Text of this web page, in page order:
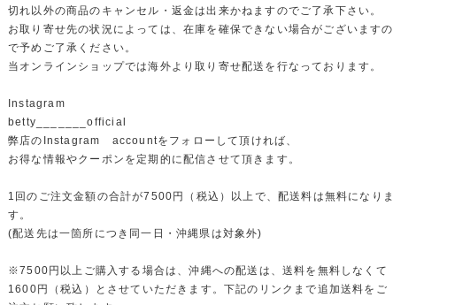
切れ以外の商品のキャンセル・返金は出来かねますのでご了承下さい。
お取り寄せ先の状況によっては、在庫を確保できない場合がございますの
で予めご了承ください。
当オンラインショップでは海外より取り寄せ配送を行なっております。
Instagram
betty_______official
弊店のInstagram accountをフォローして頂ければ、
お得な情報やクーポンを定期的に配信させて頂きます。
1回のご注文金額の合計が7500円（税込）以上で、配送料は無料になりま
す。
(配送先は一箇所につき同一日・沖縄県は対象外)
※7500円以上ご購入する場合は、沖縄への配送は、送料を無料しなくて
1600円（税込）とさせていただきます。下記のリンクまで追加送料をご